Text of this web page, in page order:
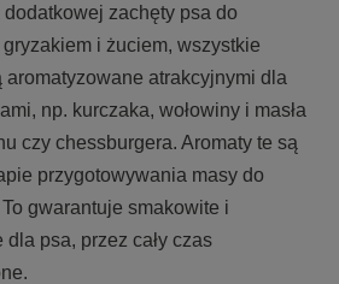
zachęty psa do
i żuciem, wszystkie
atrakcyjnymi dla
np. kurczaka, wołowiny i masła
czy chessburgera. Aromaty te są
przygotowywania masy do
gwarantuje smakowite i
psa, przez cały czas